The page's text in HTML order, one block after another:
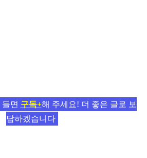
면 구독+해 주세요! 더 좋은 글로 보
답하겠습니다